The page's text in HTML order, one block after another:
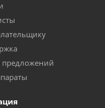
предложений